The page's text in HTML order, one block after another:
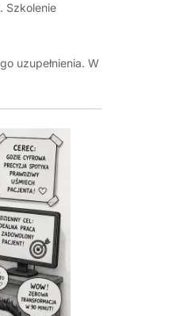
Szkolenie
uzupełnienia. W